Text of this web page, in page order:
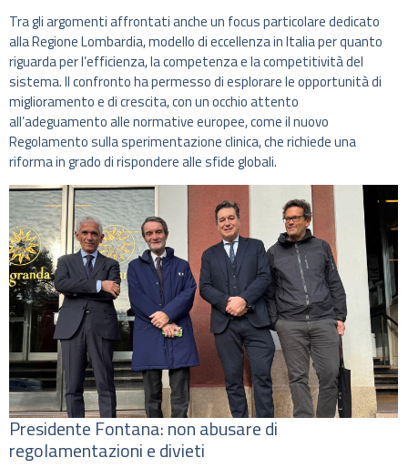
Tra gli argomenti affrontati anche un focus particolare dedicato
alla Regione Lombardia, modello di eccellenza in Italia per quanto
riguarda per l’efficienza, la competenza e la competitività del
sistema. Il confronto ha permesso di esplorare le opportunità di
miglioramento e di crescita, con un occhio attento
all’adeguamento alle normative europee, come il nuovo
Regolamento sulla sperimentazione clinica, che richiede una
riforma in grado di rispondere alle sfide globali.
Presidente Fontana: non abusare di
regolamentazioni e divieti